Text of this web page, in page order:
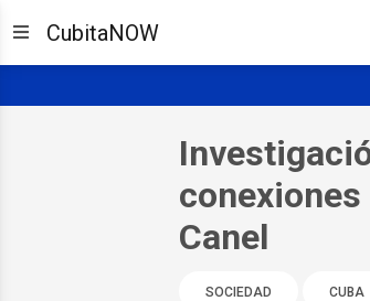
CubitaNOW
Canel
SOCIEDAD CUBA